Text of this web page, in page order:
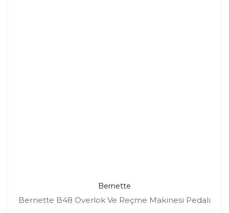
Bernette
Bernette B48 Overlok Ve Reçme Makinesi Pedalı